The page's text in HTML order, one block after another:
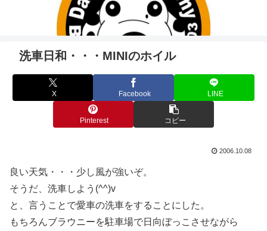
洗車日和・・・MINIのホイル
X Facebook LINE
Pinterest コピー
2006.10.08
良い天気・・・少し風が強いぞ。
そうだ、洗車しよう(^^)v
と、言うことで愛車の洗車をすることにした。
もちろんブラウニーを駐車場で日向ぼっこさせながら